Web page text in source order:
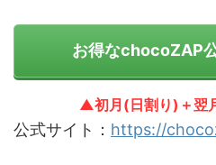
お得なchocoZAP
▲初月(日割り)＋翌
公式サイト： https://